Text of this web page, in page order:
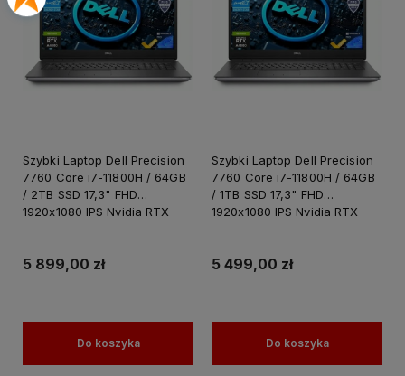
Szybki Laptop Dell Precision
7760 Core i7-11800H / 64GB
/ 2TB SSD 17,3" FHD
1920x1080 IPS Nvidia RTX
Projektowania
5 899,00 zł
Do koszyka
Szybki Laptop Dell Precision
7760 Core i7-11800H / 64GB
/ 1TB SSD 17,3" FHD
1920x1080 IPS Nvidia RTX
Projektowania
5 499,00 zł
Do koszyka